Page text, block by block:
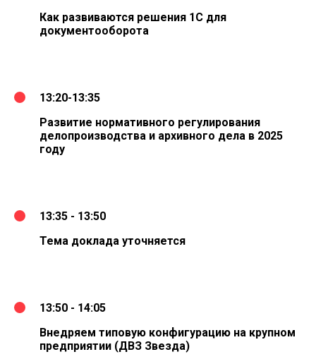
Как развиваются решения 1С для
документооборота
13:20-13:35
Развитие нормативного регулирования
делопроизводства и архивного дела в 2025
году
13:35 - 13:50
Тема доклада уточняется
13:50 - 14:05
Внедряем типовую конфигурацию на крупном
предприятии (ДВЗ Звезда)